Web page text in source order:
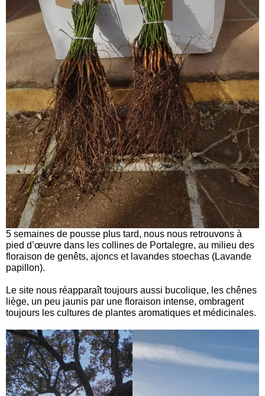
5 semaines de pousse plus tard, nous nous retrouvons à
pied d’œuvre dans les collines de Portalegre, au milieu des
floraison de genêts, ajoncs et lavandes stoechas (Lavande
papillon).
Le site nous réapparaît toujours aussi bucolique, les chênes
liège, un peu jaunis par une floraison intense, ombragent
toujours les cultures de plantes aromatiques et médicinales.